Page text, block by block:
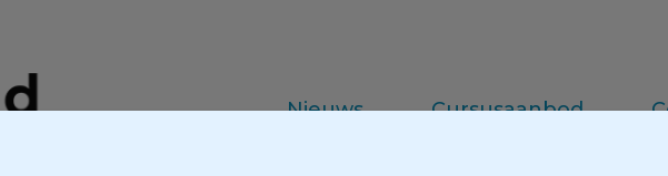
Nieuws Cursusaanbod